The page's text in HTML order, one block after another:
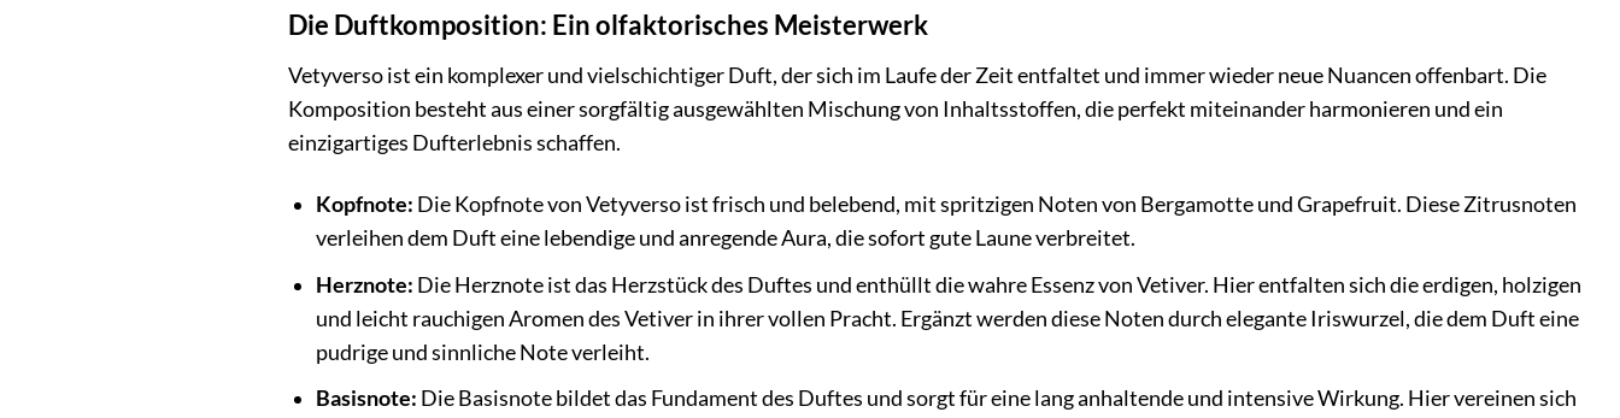
Die Duftkomposition: Ein olfaktorisches Meisterwerk
Vetyverso ist ein komplexer und vielschichtiger Duft, der sich im Laufe der Zeit entfaltet und immer wieder neue Nuancen offenbart. Die
Komposition besteht aus einer sorgfältig ausgewählten Mischung von Inhaltsstoffen, die perfekt miteinander harmonieren und ein
einzigartiges Dufterlebnis schaffen.
Kopfnote: Die Kopfnote von Vetyverso ist frisch und belebend, mit spritzigen Noten von Bergamotte und Grapefruit. Diese Zitrusnoten
verleihen dem Duft eine lebendige und anregende Aura, die sofort gute Laune verbreitet.
Herznote: Die Herznote ist das Herzstück des Duftes und enthüllt die wahre Essenz von Vetiver. Hier entfalten sich die erdigen, holzigen
und leicht rauchigen Aromen des Vetiver in ihrer vollen Pracht. Ergänzt werden diese Noten durch elegante Iriswurzel, die dem Duft eine
pudrige und sinnliche Note verleiht.
Basisnote: Die Basisnote bildet das Fundament des Duftes und sorgt für eine lang anhaltende und intensive Wirkung. Hier vereinen sich